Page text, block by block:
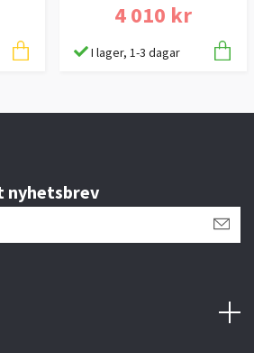
4 010 kr
I lager, 1-3 dagar
nyhetsbrev